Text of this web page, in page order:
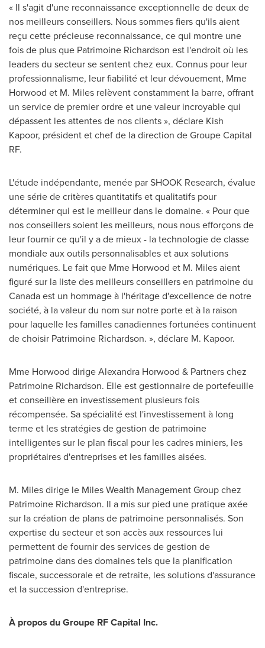
« Il s'agit d'une reconnaissance exceptionnelle de deux de
nos meilleurs conseillers. Nous sommes fiers qu'ils aient
reçu cette précieuse reconnaissance, ce qui montre une
fois de plus que Patrimoine Richardson est l'endroit où les
leaders du secteur se sentent chez eux. Connus pour leur
professionnalisme, leur fiabilité et leur dévouement, Mme
Horwood et M. Miles relèvent constamment la barre, offrant
un service de premier ordre et une valeur incroyable qui
dépassent les attentes de nos clients », déclare Kish
Kapoor, président et chef de la direction de Groupe Capital
RF.
L'étude indépendante, menée par SHOOK Research, évalue
une série de critères quantitatifs et qualitatifs pour
déterminer qui est le meilleur dans le domaine. « Pour que
nos conseillers soient les meilleurs, nous nous efforçons de
leur fournir ce qu'il y a de mieux - la technologie de classe
mondiale aux outils personnalisables et aux solutions
numériques. Le fait que Mme Horwood et M. Miles aient
figuré sur la liste des meilleurs conseillers en patrimoine du
Canadaest un hommage à l'héritage d'excellence de notre
société, à la valeur du nom sur notre porte et à la raison
pour laquelle les familles canadiennes fortunées continuent
de choisir Patrimoine Richardson. », déclare M. Kapoor.
Mme Horwood dirigeAlexandra Horwood & Partners chez
Patrimoine Richardson. Elle est gestionnaire de portefeuille
et conseillère en investissement plusieurs fois
récompensée. Sa spécialité est l'investissement à long
terme et les stratégies de gestion de patrimoine
intelligentes sur le plan fiscal pour les cadres miniers, les
propriétaires d'entreprises et les familles aisées.
M. Miles dirige le Miles Wealth Management Group chez
Patrimoine Richardson. Il a mis sur pied une pratique axée
sur la création de plans de patrimoine personnalisés. Son
expertise du secteur et son accès aux ressources lui
permettent de fournir des services de gestion de
patrimoine dans des domaines tels que la planification
fiscale, successorale et de retraite, les solutions d'assurance
et la succession d'entreprise.
À propos du Groupe RF Capital Inc.